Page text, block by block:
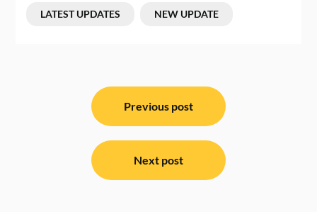
LATEST UPDATES NEW UPDATE
Previous post
Next post